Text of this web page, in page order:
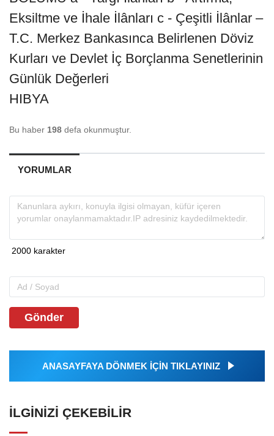
Eksiltme ve İhale İlânları c - Çeşitli İlânlar –
T.C. Merkez Bankasınca Belirlenen Döviz
Kurları ve Devlet İç Borçlanma Senetlerinin
Günlük Değerleri
HIBYA
Bu haber 198 defa okunmuştur.
YORUMLAR
Gönder
ANASAYFAYA DÖNMEK İÇİN TIKLAYINIZ
İLGINIZI ÇEKEBILIR